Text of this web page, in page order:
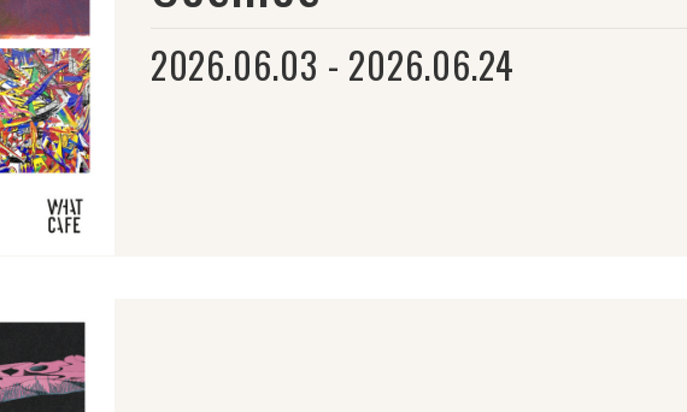
2026.06.03 - 2026.06.24